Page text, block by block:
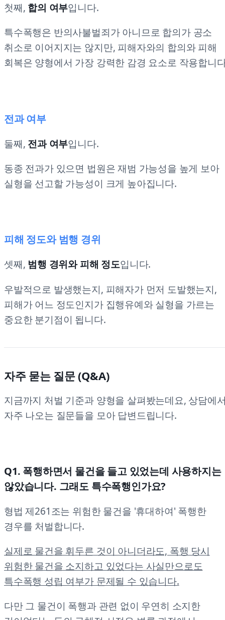
첫째, 합의 여부입니다.
특수폭행은 반의사불벌죄가 아니므로 합의가 공소
취소로 이어지지는 않지만, 피해자와의 합의와 피해
회복은 양형에서 가장 강력한 감경 요소로 작용합니
전과 여부
둘째, 전과 여부입니다.
동종 전과가 있으면 법원은 재범 가능성을 높게 보아
실형을 선고할 가능성이 크게 높아집니다.
피해 정도와 범행 경위
셋째, 범행 경위와 피해 정도입니다.
우발적으로 발생했는지, 피해자가 먼저 도발했는지,
피해가 어느 정도인지가 집행유예와 실형을 가르는
중요한 분기점이 됩니다.
자주 묻는 질문 (Q&A)
지금까지 처벌 기준과 양형을 살펴봤는데요, 상담에
자주 나오는 질문들을 모아 답변드립니다.
Q1. 폭행하면서 물건을 들고 있었는데 사용하지는
않았습니다. 그래도 특수폭행인가요?
형법 제261조는 위험한 물건을 '휴대하여' 폭행한
경우를 처벌합니다.
실제로 물건을 휘두른 것이 아니더라도, 폭행 당시
위험한 물건을 소지하고 있었다는 사실만으로도
특수폭행 성립 여부가 문제될 수 있습니다.
다만 그 물건이 폭행과 관련 없이 우연히 소지한